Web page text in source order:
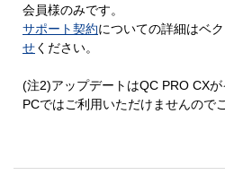
会員様のみです。
サポート契約についての詳細はベ
せください。
(注2)アップデートはQC PRO CX
PCではご利用いただけませんので